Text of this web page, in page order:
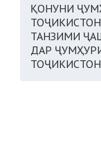
ҚОНУНИ
ТАНЗИМИ
ДАР
ТОҶИКИСТОН